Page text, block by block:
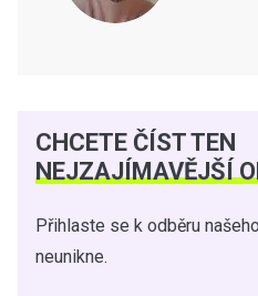
CHCETE ČÍST TEN
NEJZAJÍMAVĚJŠÍ
Přihlaste se k odběru
neunikne.